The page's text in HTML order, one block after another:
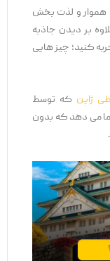
هموار و لذت ‌بخش
بر دیدن جاذبه‌
کنید؛ چیز هایی
ژاپنکه توسط
می‌ دهد که بدون